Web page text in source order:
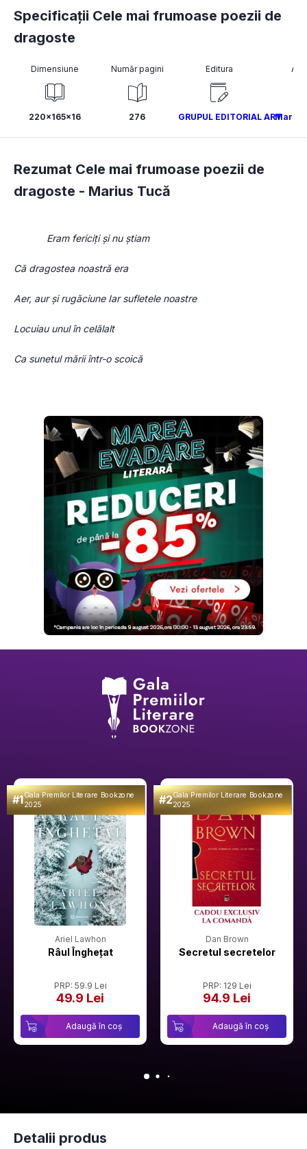
Specificații Cele mai frumoase poezii de
dragoste
Dimensiune
220x165x16
Număr pagini
276
Editura
GRUPUL EDITORIAL ARTMarius
Rezumat Cele mai frumoase poezii de
dragoste - Marius Tucă
Eram fericiți și nu știam
Că dragostea noastră era
Aer, aur și rugăciune Iar sufletele noastre
Locuiau unul în celălalt
Ca sunetul mării într-o scoică
#1Gala Premilor Literare Bookzone
2025
Ariel Lawhon
Râul Înghețat
PRP: 59.9 Lei
49.9 Lei
Adaugă în coș
#2Gala Premilor Literare Bookzone
2025
Dan Brown
Secretul secretelor
PRP: 129 Lei
94.9 Lei
Adaugă în coș
Detalii produs